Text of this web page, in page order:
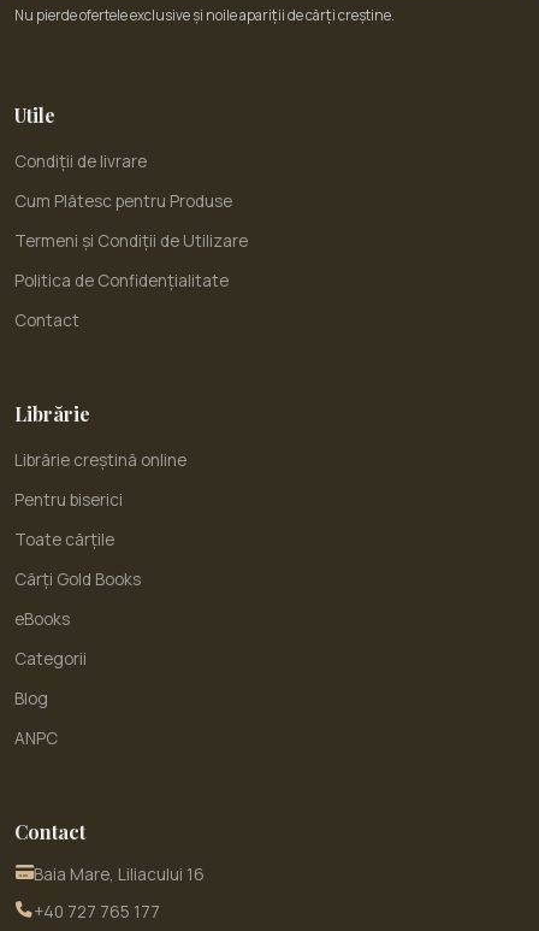
Nu pierde ofertele exclusive și noile apariții de cărți creștine.
Utile
Condiții de livrare
Cum Plătesc pentru Produse
Termeni și Condiții de Utilizare
Politica de Confidențialitate
Contact
Librărie
Librărie creștină online
Pentru biserici
Toate cărțile
Cărți Gold Books
eBooks
Categorii
Blog
ANPC
Contact
Baia Mare, Liliacului 16
+40 727 765 177